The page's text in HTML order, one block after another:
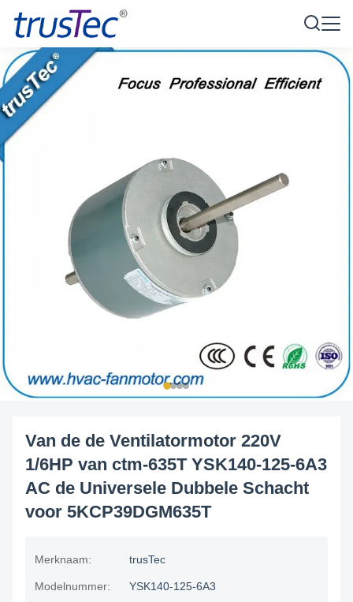
Van de de Ventilatormotor 220V
1/6HP van ctm-635T YSK140-125-6A3
AC de Universele Dubbele Schacht
voor 5KCP39DGM635T
Merknaam: trusTec
Modelnummer: YSK140-125-6A3